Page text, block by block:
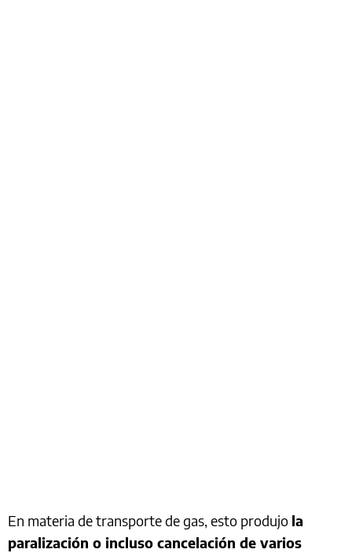
En materia de transporte de gas, esto produjo la
paralización o incluso cancelación de varios